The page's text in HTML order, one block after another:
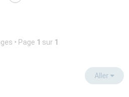
• Page 1 sur 1
Aller